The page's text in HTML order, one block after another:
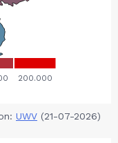
UWV (21-07-2026)